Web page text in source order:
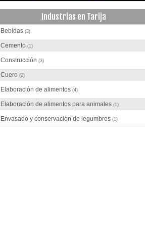
Industrias en Tarija
Bebidas (3)
Cemento (1)
Construcción (3)
Cuero (2)
Elaboración de alimentos (4)
Elaboración de alimentos para animales (1)
Envasado y conservación de legumbres (1)